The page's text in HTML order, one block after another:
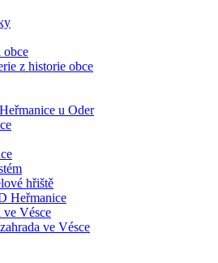
z historie obce
u Oder
hřiště
Heřmanice
ve Vésce
ve Vésce